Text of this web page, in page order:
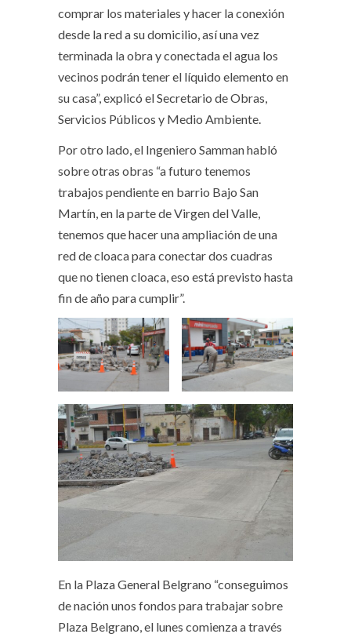
comprar los materiales y hacer la conexión
desde la red a su domicilio, así una vez
terminada la obra y conectada el agua los
vecinos podrán tener el líquido elemento en
su casa”, explicó el Secretario de Obras,
Servicios Públicos y Medio Ambiente.
Por otro lado, el Ingeniero Samman habló
sobre otras obras “a futuro tenemos
trabajos pendiente en barrio Bajo San
Martín, en la parte de Virgen del Valle,
tenemos que hacer una ampliación de una
red de cloaca para conectar dos cuadras
que no tienen cloaca, eso está previsto hasta
fin de año para cumplir”.
En la Plaza General Belgrano “conseguimos
de nación unos fondos para trabajar sobre
Plaza Belgrano, el lunes comienza a través